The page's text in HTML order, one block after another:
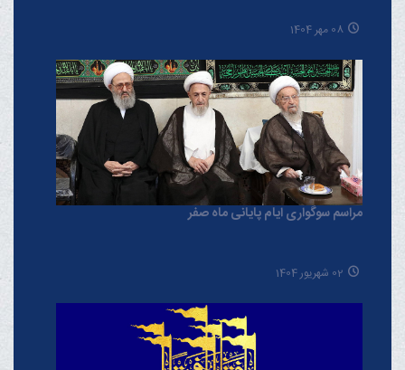
08 مهر 1404
مراسم سوگواری ایام پایانی ماه صفر
02 شهریور 1404